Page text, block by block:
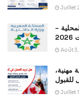
Juillet
والمحلية –
Août
مهنية،
Juillet